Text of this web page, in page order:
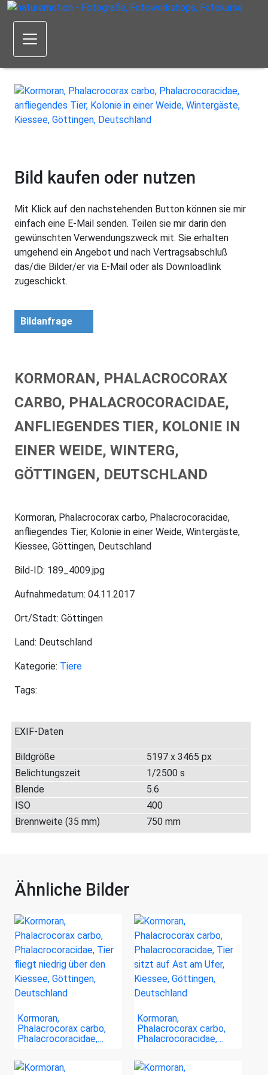
Bild kaufen oder nutzen
Mit Klick auf den nachstehenden Button können sie mir
einfach eine E-Mail senden. Teilen sie mir darin den
gewünschten Verwendungszweck mit. Sie erhalten
umgehend ein Angebot und nach Vertragsabschluß
das/die Bilder/er via E-Mail oder als Downloadlink
zugeschickt.
Bildanfrage
KORMORAN, PHALACROCORAX
CARBO, PHALACROCORACIDAE,
ANFLIEGENDES TIER, KOLONIE IN
EINER WEIDE, WINTERG,
GÖTTINGEN, DEUTSCHLAND
Kormoran, Phalacrocorax carbo, Phalacrocoracidae,
anfliegendes Tier, Kolonie in einer Weide, Wintergäste,
Kiessee, Göttingen, Deutschland
Bild-ID: 189_4009.jpg
Aufnahmedatum: 04.11.2017
Ort/Stadt: Göttingen
Land: Deutschland
Kategorie: Tiere
Tags:
EXIF-Daten
Bildgröße
5197 x 3465 px
Belichtungszeit
1/2500 s
Blende
5.6
ISO
400
Brennweite (35 mm)
750 mm
Ähnliche Bilder
Kormoran,
Phalacrocorax carbo,
Phalacrocoracidae,…
Kormoran,
Phalacrocorax carbo,
Phalacrocoracidae,…